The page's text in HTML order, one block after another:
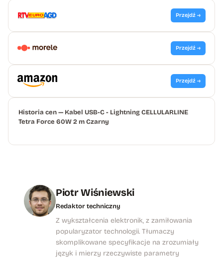
Przejdź →
Przejdź →
Przejdź →
Historia cen — Kabel USB-C - Lightning CELLULARLINE
Tetra Force 60W 2 m Czarny
Piotr Wiśniewski
Redaktor techniczny
Z wykształcenia elektronik, z zamiłowania
popularyzator technologii. Tłumaczy
skomplikowane specyfikacje na zrozumiały
język i mierzy rzeczywiste parametry